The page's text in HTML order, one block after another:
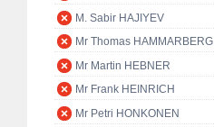
M. Sabir HAJIYEV
Mr Thomas HAMMARBERG
Mr Martin HEBNER
Mr Frank HEINRICH
Mr Petri HONKONEN